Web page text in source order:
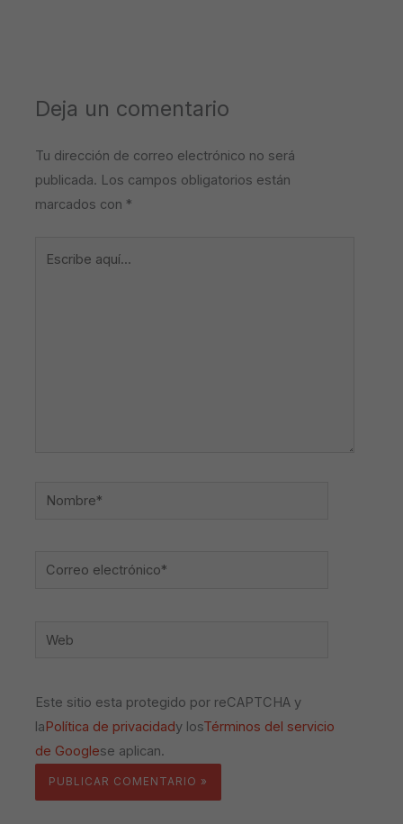
Deja un comentario
Tu dirección de correo electrónico no será
publicada. Los campos obligatorios están
marcados con *
Nombre*
Correo
Web
Este sitio esta protegido por reCAPTCHA y
laPolítica de privacidady losTérminos del servicio
de Googlese aplican.